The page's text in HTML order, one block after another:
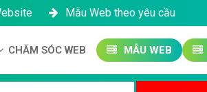
Mẫu Web theo yêu cầu
CHĂM SÓC WEB MẪU WEB